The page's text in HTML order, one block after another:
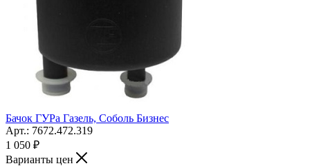
Бачок ГУРа Газель, Соболь Бизнес
Арт.: 7672.472.319
1 050 ₽
Варианты цен